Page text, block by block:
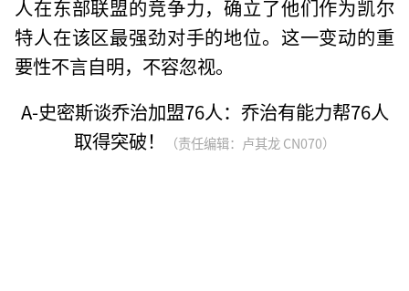
人在东部联盟的竞争力，确立了他们作为凯尔
特人在该区最强劲对手的地位。这一变动的重
要性不言自明，不容忽视。
A-史密斯谈乔治加盟76人：乔治有能力帮76人
取得突破！
（责任编辑：卢其龙 CN070）